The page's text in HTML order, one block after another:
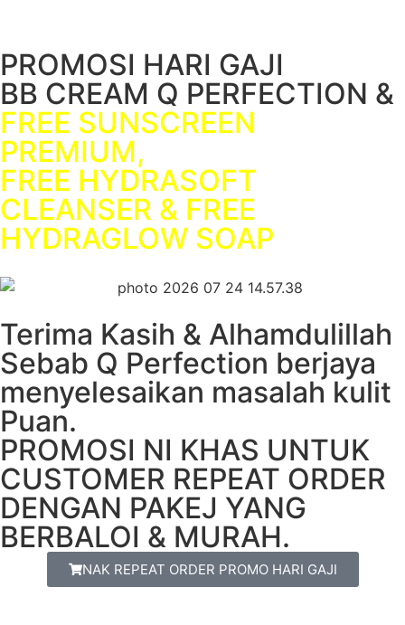
PROMOSI HARI GAJI
BB CREAM Q PERFECTION &
FREE SUNSCREEN
PREMIUM,
FREE HYDRASOFT
CLEANSER & FREE
HYDRAGLOW SOAP
Terima Kasih & Alhamdulillah
Sebab Q Perfection berjaya
menyelesaikan masalah kulit
Puan.
PROMOSI NI KHAS UNTUK
CUSTOMER REPEAT ORDER
DENGAN PAKEJ YANG
BERBALOI & MURAH.
NAK REPEAT ORDER PROMO HARI GAJI